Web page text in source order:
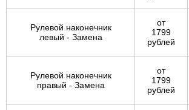
Рулевой наконечник
левый - Замена
от
1799
рублей
Рулевой наконечник
правый - Замена
от
1799
рублей